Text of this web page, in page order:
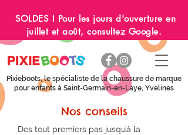
Pixieboots, le spécialiste de la chaussure de marque
pour enfants à Saint-Germain-en-Laye, Yvelines
SOLDES ! Pour les jours d'ouverture en
juillet et août, consultez Google.
Nos conseils
Des tout premiers pas jusqu’à la